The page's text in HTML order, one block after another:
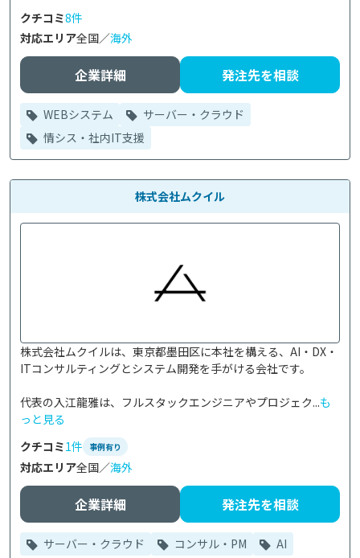
クチコミ8件
対応エリア全国／海外
企業詳細 発注先を相談
WEBシステム
サーバー・クラウド
情シス・社内IT支援
株式会社ムクイル
株式会社ムクイルは、東京都墨田区に本社を構える、AI・DX・
ITコンサルティングとシステム開発を手がける会社です。
代表の入江龍雅は、フルスタックエンジニアやプロジェク...も
っと見る
クチコミ1件 事例有り
対応エリア全国／海外
企業詳細 発注先を相談
サーバー・クラウド コンサル・PM AI